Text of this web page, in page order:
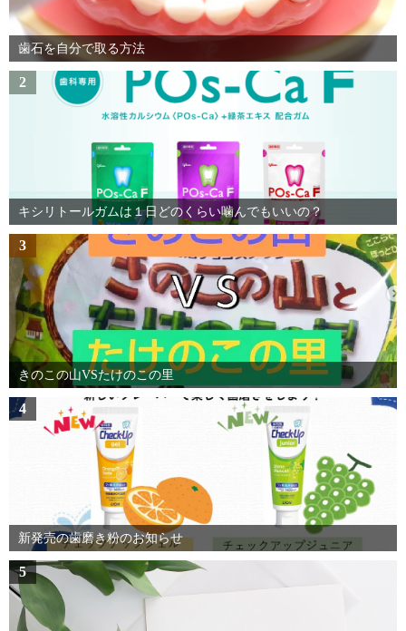
歯石を自分で取る方法
2
キシリトールガムは１日どのくらい噛んでもいいの？
3
きのこの山VSたけのこの里
4
新発売の歯磨き粉のお知らせ
5